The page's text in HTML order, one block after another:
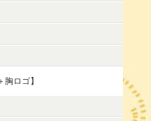
ロゴ】